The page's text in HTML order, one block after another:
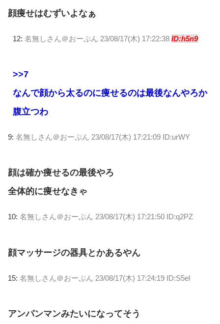
顔痩せはむずいよなぁ
12: 名無しさん＠おーぷん 23/08/17(木) 17:22:38 ID:h5n9
>>7
なんで顔から太るのに痩せるのは最後なんやろか
腹立つわ
9: 名無しさん＠おーぷん 23/08/17(木) 17:21:09 ID:urWY
顔は確か痩せるの最後やろ
全体的に痩せなきゃ
10: 名無しさん＠おーぷん 23/08/17(木) 17:21:50 ID:q2PZ
顔マッサージの器具とかあるやん
15: 名無しさん＠おーぷん 23/08/17(木) 17:24:19 ID:S5el
アンパンマンみたいになってそう